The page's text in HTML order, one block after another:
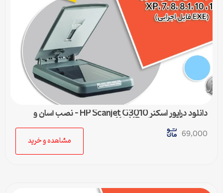
دانلود درایور اسکنر HP Scanjet G3010 – نصب آسان و
سریع برای ویندوزهای XP تا 11
69,000
مشاهده و خرید